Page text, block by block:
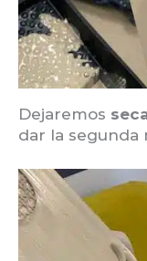
Dejaremos
dar la segunda